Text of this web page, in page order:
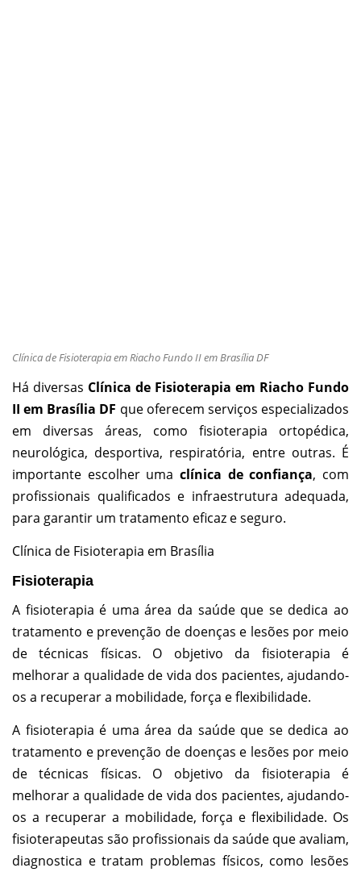
Clínica de Fisioterapia em Riacho Fundo II em Brasília DF
Há diversas Clínica de Fisioterapia em Riacho Fundo
II em Brasília DF que oferecem serviços especializados
em diversas áreas, como fisioterapia ortopédica,
neurológica, desportiva, respiratória, entre outras. É
importante escolher uma clínica de confiança, com
profissionais qualificados e infraestrutura adequada,
para garantir um tratamento eficaz e seguro.
Clínica de Fisioterapia em Brasília
Fisioterapia
A fisioterapia é uma área da saúde que se dedica ao
tratamento e prevenção de doenças e lesões por meio
de técnicas físicas. O objetivo da fisioterapia é
melhorar a qualidade de vida dos pacientes, ajudando-
os a recuperar a mobilidade, força e flexibilidade.
A fisioterapia é uma área da saúde que se dedica ao
tratamento e prevenção de doenças e lesões por meio
de técnicas físicas. O objetivo da fisioterapia é
melhorar a qualidade de vida dos pacientes, ajudando-
os a recuperar a mobilidade, força e flexibilidade. Os
fisioterapeutas são profissionais da saúde que avaliam,
diagnostica e tratam problemas físicos, como lesões